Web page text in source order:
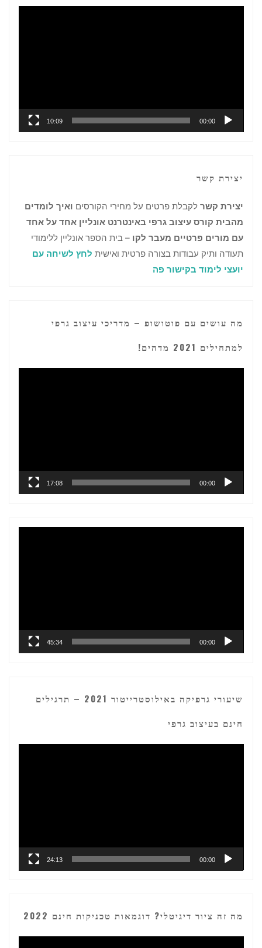
00:00
10:09
יצירת קשר
יצירת קשרלקבלת פרטים על מחירי הקורסים ואיך לומדים
מהבית קורס עיצוב גרפי באינטרנט אונליין אחד על אחד
עם מורים פרטיים מעבר לקו – בית הספר אונליין ללימודי
תעודה ותיק עבודות בצורה פרטית ואישית לחץ לשיחה עם
יועצי לימוד בקישור פה
מה עושים עם פוטושופ – מדריכי עיצוב גרפי
למתחילים 2021 מדהים!
00:00
17:08
00:00
45:34
שיעורי גרפיקה באילוסטרייטור 2021 – תרגילים
חינם בעיצוב גרפי
00:00
24:13
מה זה ציור דיגיטלי? דוגמאות טכניקות חינם 2022